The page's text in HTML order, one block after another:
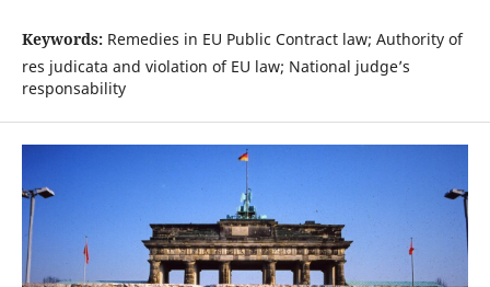
Keywords: Remedies in EU Public Contract law; Authority of
res judicata and violation of EU law; National judge’s
responsability